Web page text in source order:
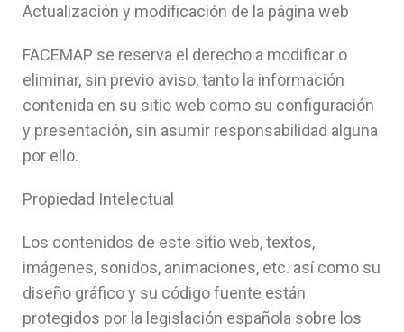
Actualización y modificación de la página web
FACEMAP se reserva el derecho a modificar o
eliminar, sin previo aviso, tanto la información
contenida en su sitio web como su configuración
y presentación, sin asumir responsabilidad alguna
por ello.
Propiedad Intelectual
Los contenidos de este sitio web, textos,
imágenes, sonidos, animaciones, etc. así como su
diseño gráfico y su código fuente están
protegidos por la legislación española sobre los